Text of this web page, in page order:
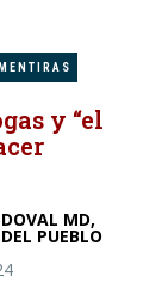
y “el
MD,
PUEBLO